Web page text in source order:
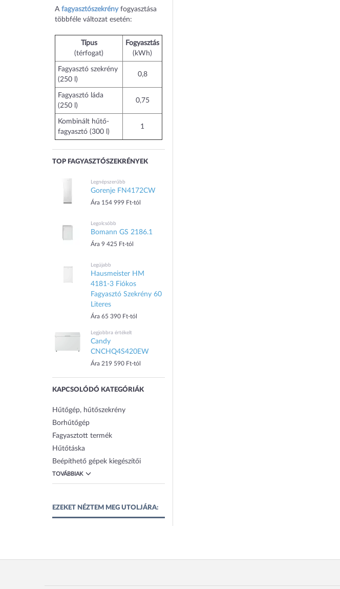
A fagyasztószekrényfogyasztása
többféle változat esetén:
Típus
(térfogat)
Fogyasztás
(kWh)
Fagyasztó szekrény
(250 l)
0,8
Fagyasztó láda
(250 l)
0,75
Kombinált hűtő-
fagyasztó (300 l)
1
TOP FAGYASZTÓSZEKRÉNYEK
Legnépszerűbb
Gorenje FN4172CW
Ára 154 999 Ft-tól
Legolcsóbb
Bomann GS 2186.1
Ára 9 425 Ft-tól
Legújabb
Hausmeister HM
4181-3 Fiókos
Fagyasztó Szekrény 60
Literes
Ára 65 390 Ft-tól
Legjobbra értékelt
Candy
CNCHQ4S420EW
Ára 219 590 Ft-tól
KAPCSOLÓDÓ KATEGÓRIÁK
Hűtőgép, hűtőszekrény
Borhűtőgép
Fagyasztott termék
Hűtőtáska
Beépíthető gépek kiegészítői
TOVÁBBIAK
EZEKET NÉZTEM MEG UTOLJÁRA: